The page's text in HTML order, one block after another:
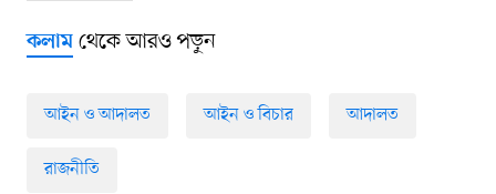
কলামথেকে আরও পড়ুন
আইন ও আদালত আইন ও বিচার আদালত
রাজনীতি